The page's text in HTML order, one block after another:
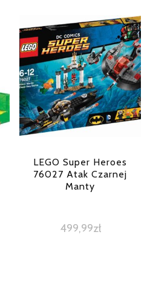
LEGO Super Heroes
76027 Atak Czarnej
Manty
499,99zł